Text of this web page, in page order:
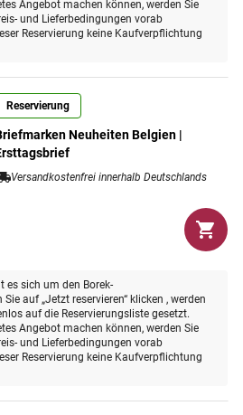
und sichern Sie sich alle
Neuheiten aus Belgien.
"Gestempelt" oder als
des Neuheiten-Services
€.
Angebot machen können, werden Sie
und Lieferbedingungen vorab
Reservierung keine Kaufverpflichtung
Reservierung
Neuheiten Belgien |
Versandkostenfrei innerhalb Deutschlands
es sich um den Borek-
auf „Jetzt reservieren“ klicken , werden
auf die Reservierungsliste gesetzt.
Angebot machen können, werden Sie
und Lieferbedingungen vorab
Reservierung keine Kaufverpflichtung